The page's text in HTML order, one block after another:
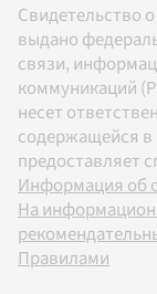
Свидетельство
выдано
связи,
коммуникаций
несет
содержащейся в
предоставляет
Информация об
На
Правилами